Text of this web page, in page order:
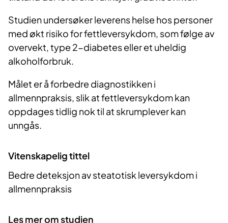
Studien undersøker leverens helse hos personer
med økt risiko for fettleversykdom, som følge av
overvekt, type 2-diabetes eller et uheldig
alkoholforbruk.
Målet er å forbedre diagnostikken i
allmennpraksis, slik at fettleversykdom kan
oppdages tidlig nok til at skrumplever kan
unngås.
Vitenskapelig tittel
Bedre deteksjon av steatotisk leversykdom i
allmennpraksis
Les mer om studien